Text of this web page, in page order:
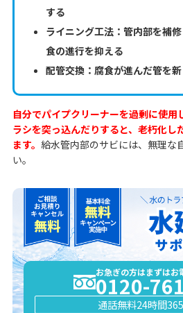
する
ライニング工法：管内部を補
食の進行を抑える
配管交換：腐食が進んだ管を
自分でパイプクリーナーを過剰に使用
ラシを突っ込んだりすると、老朽化し
ます。 給水管内部のサビには、無理な
い。
お急ぎの方はまずはお
0120-
通話無料24時間